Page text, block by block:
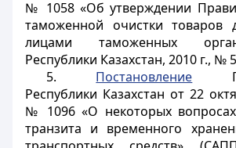
№ 1058 «Об утверждении
таможенной очистки товаров
лицами таможенных
Республики Казахстан, 2010 г., №
5. Постановление
Республики Казахстан от 22
№ 1096 «О некоторых
транзита и временного